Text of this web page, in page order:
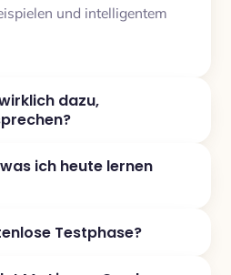
und intelligentem
dazu,
ich heute lernen
Testphase?